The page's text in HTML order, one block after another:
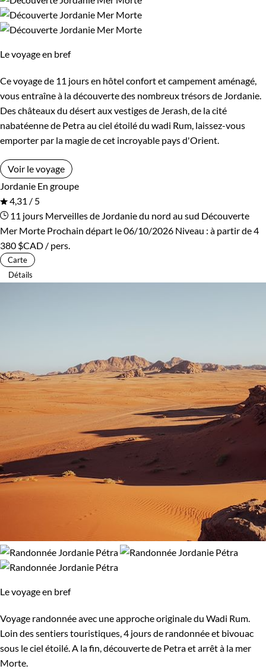
Le voyage en bref
Ce voyage de 11 jours en hôtel confort et campement aménagé,
vous entraîne à la découverte des nombreux trésors de Jordanie.
Des châteaux du désert aux vestiges de Jerash, de la cité
nabatéenne de Petra au ciel étoilé du wadi Rum, laissez-vous
emporter par la magie de cet incroyable pays d'Orient.
Voir le voyage
Jordanie En groupe
4,31 / 5
11 jours Merveilles de Jordanie du nord au sud Découverte
Mer Morte Prochain départ le 06/10/2026 Niveau : à partir de4
380 $CAD / pers.
Carte
Détails
Le voyage en bref
Voyage randonnée avec une approche originale du Wadi Rum.
Loin des sentiers touristiques, 4 jours de randonnée et bivouac
sous le ciel étoilé. A la fin, découverte de Petra et arrêt à la mer
Morte.